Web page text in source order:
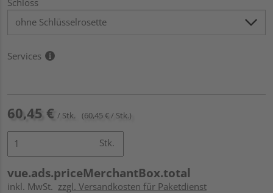
Services
60,45 € / Stk. (60,45 € / Stk.)
Stk.
vue.ads.priceMerchantBox.total
inkl. MwSt. zzgl. Versandkosten für Paketdienst